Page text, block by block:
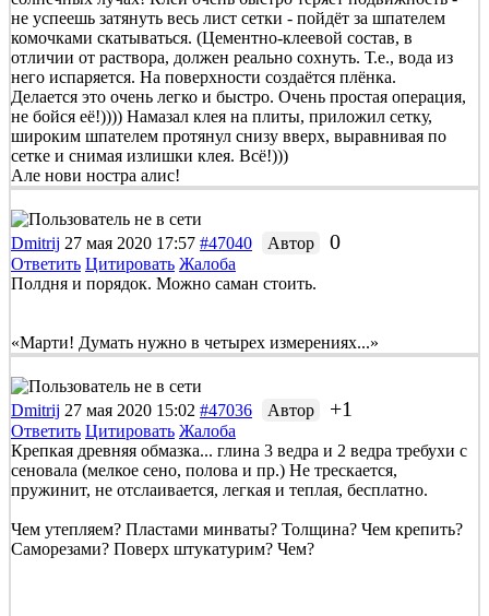
не успеешь затянуть весь лист сетки - пойдёт за шпателем
комочками скатываться. (Цементно-клеевой состав, в
отличии от раствора, должен реально сохнуть. Т.е., вода из
него испаряется. На поверхности создаётся плёнка.
Делается это очень легко и быстро. Очень простая операция,
не бойся её!)))) Намазал клея на плиты, приложил сетку,
широким шпателем протянул снизу вверх, выравнивая по
сетке и снимая излишки клея. Всё!)))
Але нови ностра алис!
Dmitrij 27 мая 2020 17:57 #47040 Автор 0
Ответить Цитировать Жалоба
Полдня и порядок. Можно саман стоить.
«Марти! Думать нужно в четырех измерениях...»
Dmitrij 27 мая 2020 15:02 #47036 Автор +1
Ответить Цитировать Жалоба
Крепкая древняя обмазка... глина 3 ведра и 2 ведра требухи с
сеновала (мелкое сено, полова и пр.) Не трескается,
пружинит, не отслаивается, легкая и теплая, бесплатно.
Чем утепляем? Пластами минваты? Толщина? Чем крепить?
Саморезами? Поверх штукатурим? Чем?